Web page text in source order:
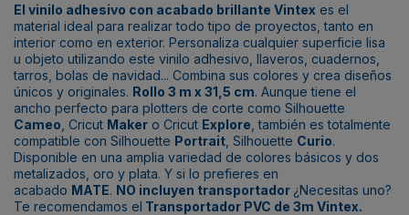
El vinilo adhesivo con acabado brillante Vintex es el
material ideal para realizar todo tipo de proyectos, tanto en
interior como en exterior. Personaliza cualquier superficie lisa
u objeto utilizando este vinilo adhesivo, llaveros, cuadernos,
tarros, bolas de navidad... Combina sus colores y crea diseños
únicos y originales. Rollo 3 m x 31,5 cm. Aunque tiene el
ancho perfecto para plotters de corte como Silhouette
Cameo , Cricut Maker o Cricut Explore , también es totalmente
compatible con Silhouette Portrait , Silhouette Curio.
Disponible en una amplia variedad de colores básicos y dos
metalizados, oro y plata. Y si lo prefieres en
acabado MATE. NO incluyen transportador ¿Necesitas uno?
Te recomendamos el Transportador PVC de 3m Vintex.